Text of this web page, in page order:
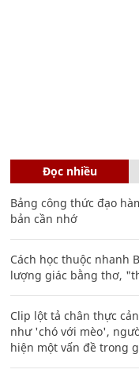
Đọc nhiều
Bảng công thức đạo
bản cần nhớ
Cách học thuộc nhanh
lượng giác bằng thơ,
Clip lột tả chân thực
như 'chó với mèo',
hiện một vấn đề trong